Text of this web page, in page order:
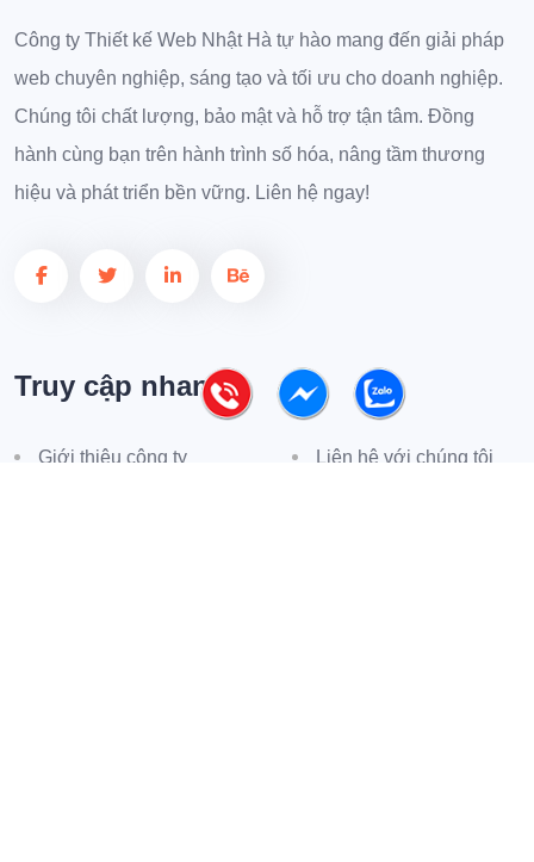
Công ty Thiết kế Web Nhật Hà tự hào mang đến giải pháp
web chuyên nghiệp, sáng tạo và tối ưu cho doanh nghiệp.
Chúng tôi chất lượng, bảo mật và hỗ trợ tận tâm. Đồng
hành cùng bạn trên hành trình số hóa, nâng tầm thương
hiệu và phát triển bền vững. Liên hệ ngay!
Truy cập nhanh
Giới thiệu công ty Liên hệ với chúng tôi